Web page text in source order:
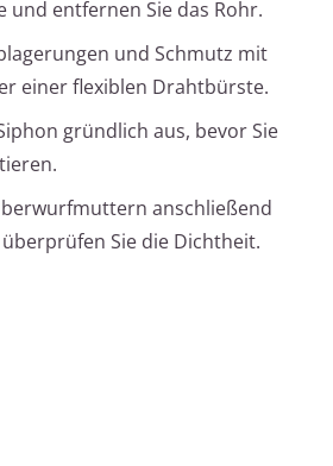
und entfernen Sie das Rohr.
und Schmutz mit
einer flexiblen Drahtbürste.
gründlich aus, bevor Sie
anschließend
Sie die Dichtheit.